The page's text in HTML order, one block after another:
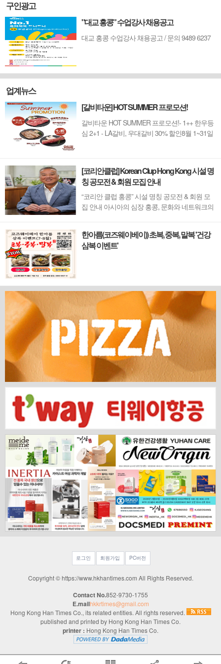
구인광고
"대교 홍콩" 수업강사 채용공고
대교 홍콩 수업강사 채용공고 / 문의 9489 6237
업계뉴스
[갈비타운] HOT SUMMER 프로모션!
갈비타운 HOT SUMMER 프로모션!- 1++ 한우등
심 2+1 - LA갈비, 우대갈비 30% 할인8월 1~31일
[코리안클럽] Korean Clup Hong Kong 시설 명
칭 공모전 & 회원 모집 안내
“코리안 클럽 홍콩” 시설 명칭 공모전 & 회원 모
집 안내 아시아의 심장 홍콩, 문화와 네트워크의
홍콩. 이 역동적인 글로벌 허브의 중심에서 한국
의 깊이 있는 문화유산과 세계적 감각을 잇는 새
한아름(코즈웨이베이)) 초복, 중복, 말복 '건강
삼복 이벤트'
로그인 회원가입 PC버전
Copyright © https://www.hkhantimes.com All Rights Reserved.
Contact No.852-9730-1755
E.mailhkkrtimes@gmail.com
Hong Kong Han Times Co., its related entities. All rights reserved.
published and printed by Hong Kong Han Times Co.
printer : Hong Kong Han Times Co.